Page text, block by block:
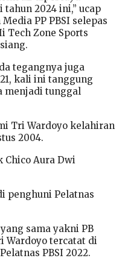
2024 ini,” ucap
PP PBSI selepas
Tech Zone Sports
tegangnya juga
kali ini tanggung
menjadi tunggal
Tri Wardoyo kelahiran
2004.
Aura Dwi
penghuni Pelatnas
sama yakni PB
Wardoyo tercatat di
PBSI 2022.